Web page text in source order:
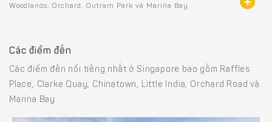
Woodlands, Orchard, Outram Park và Marina Bay
Các điểm đến
Các điểm đến nổi tiếng nhất ở Singapore bao gồm Raffles
Place, Clarke Quay, Chinatown, Little India, Orchard Road và
Marina Bay.